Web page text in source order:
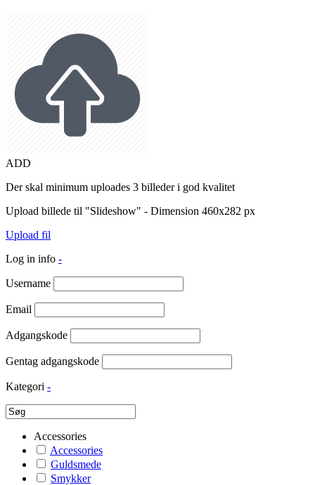
ADD
Der skal minimum uploades 3 billeder i god kvalitet
Upload billede til "Slideshow" - Dimension 460x282 px
Upload fil
Log in info -
Username
Email
Adgangskode
Gentag adgangskode
Kategori -
Accessories
Accessories
Guldsmede
Smykker